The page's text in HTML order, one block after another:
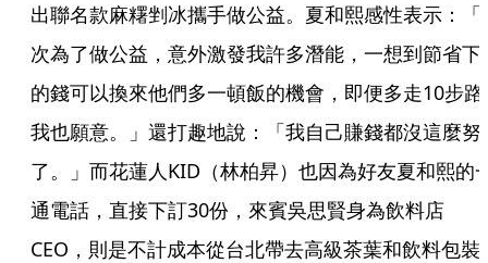
出聯名款麻糬剉冰攜手做公益。夏和熙感性表示：「
次為了做公益，意外激發我許多潛能，一想到節省下
的錢可以換來他們多一頓飯的機會，即便多走10步路
我也願意。」還打趣地說：「我自己賺錢都沒這麼努
了。」而花蓮人KID（林柏昇）也因為好友夏和熙的
通電話，直接下訂30份，來賓吳思賢身為飲料店
CEO，則是不計成本從台北帶去高級茶葉和飲料包裝